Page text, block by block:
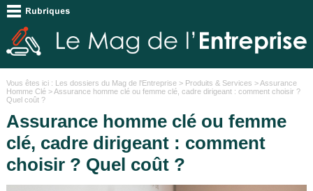
Vous êtes ici : Les dossiers du Mag de l'Entreprise> Produits & Services >Assurance
Homme Clé> Assurance homme clé ou femme clé, cadre dirigeant : comment choisir ?
Quel coût ?
Assurance homme clé ou femme
clé, cadre dirigeant : comment
choisir ? Quel coût ?